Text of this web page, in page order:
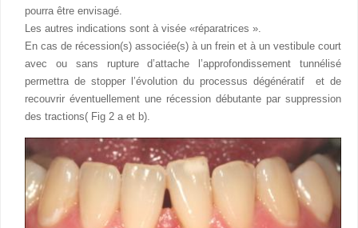
pourra être envisagé.
Les autres indications sont à visée «réparatrices ».
En cas de récession(s) associée(s) à un frein et à un vestibule court
avec ou sans rupture d’attache l’approfondissement tunnélisé
permettra de stopper l’évolution du processus dégénératif et de
recouvrir éventuellement une récession débutante par suppression
des tractions( Fig 2 a et b).